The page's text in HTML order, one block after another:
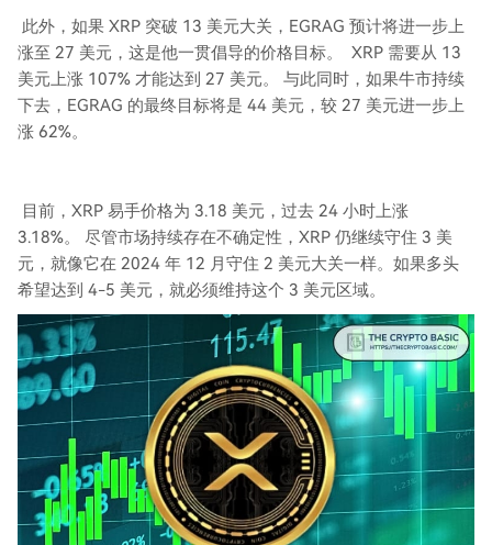
此外，如果 XRP 突破 13 美元大关，EGRAG 预计将进一步上
涨至 27 美元，这是他一贯倡导的价格目标。 XRP 需要从 13
美元上涨 107% 才能达到 27 美元。 与此同时，如果牛市持续
下去，EGRAG 的最终目标将是 44 美元，较 27 美元进一步上
涨 62%。
目前，XRP 易手价格为 3.18 美元，过去 24 小时上涨
3.18%。 尽管市场持续存在不确定性，XRP 仍继续守住 3 美
元，就像它在 2024 年 12 月守住 2 美元大关一样。如果多头
希望达到 4-5 美元，就必须维持这个 3 美元区域。